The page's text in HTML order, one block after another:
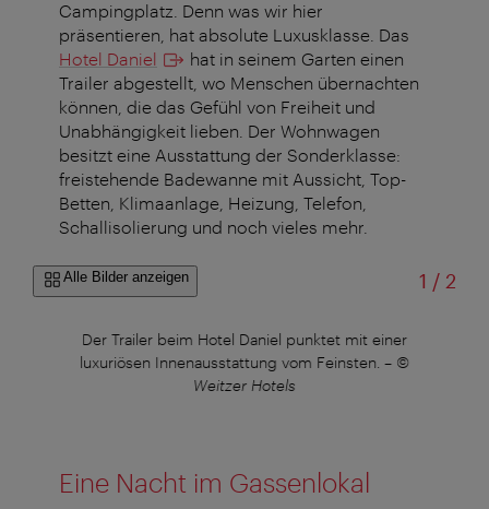
Campingplatz. Denn was wir hier
präsentieren, hat absolute Luxusklasse. Das
Hotel Daniel
hat in seinem Garten einen
Trailer abgestellt, wo Menschen übernachten
können, die das Gefühl von Freiheit und
Unabhängigkeit lieben. Der Wohnwagen
besitzt eine Ausstattung der Sonderklasse:
freistehende Badewanne mit Aussicht, Top-
Betten, Klimaanlage, Heizung, Telefon,
Schallisolierung und noch vieles mehr.
Alle Bilder anzeigen 1 /von
2
Der Trailer beim Hotel Daniel punktet mit einer
luxuriösen Innenausstattung vom Feinsten. – ©
Weitzer Hotels
Eine Nacht im Gassenlokal